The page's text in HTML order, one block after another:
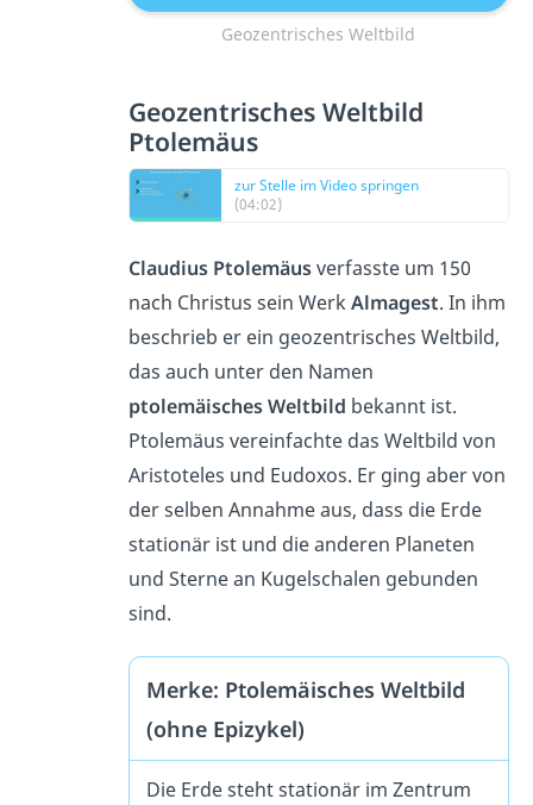
Geozentrisches Weltbild
Geozentrisches Weltbild
Ptolemäus
zur Stelle im Video springen
(04:02)
Claudius Ptolemäusverfasste um 150
nach Christus sein Werk Almagest. In ihm
beschrieb er ein geozentrisches Weltbild,
das auch unter den Namen
ptolemäisches Weltbild bekannt ist.
Ptolemäus vereinfachte das Weltbild von
Aristoteles und Eudoxos. Er ging aber von
der selben Annahme aus, dass die Erde
stationär ist und die anderen Planeten
und Sterne an Kugelschalen gebunden
sind.
Merke: Ptolemäisches Weltbild
(ohne Epizykel)
Die Erde steht stationär im Zentrum